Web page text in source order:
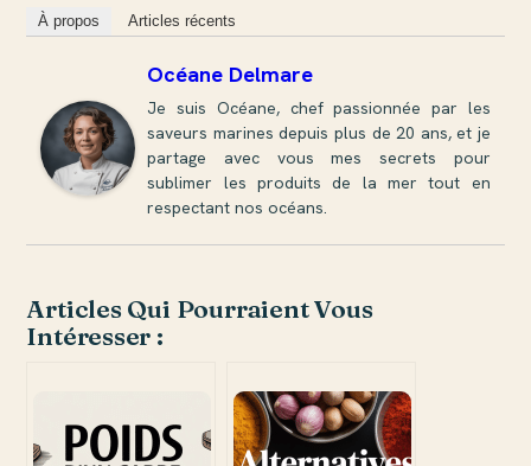
À propos Articles récents
Océane Delmare
Je suis Océane, chef passionnée par les
saveurs marines depuis plus de 20 ans, et je
partage avec vous mes secrets pour
sublimer les produits de la mer tout en
respectant nos océans.
Articles Qui Pourraient Vous
Intéresser :